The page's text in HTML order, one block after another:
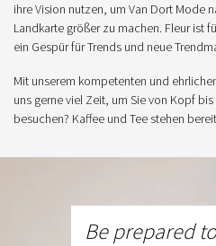
ihre Vision nutzen, um Van Dort Mode
Landkarte größer zu machen. Fleur ist
ein Gespür für Trends und neue
Mit unserem kompetenten und
uns gerne viel Zeit, um Sie von Kopf
besuchen? Kaffee und Tee stehen
Be prepared